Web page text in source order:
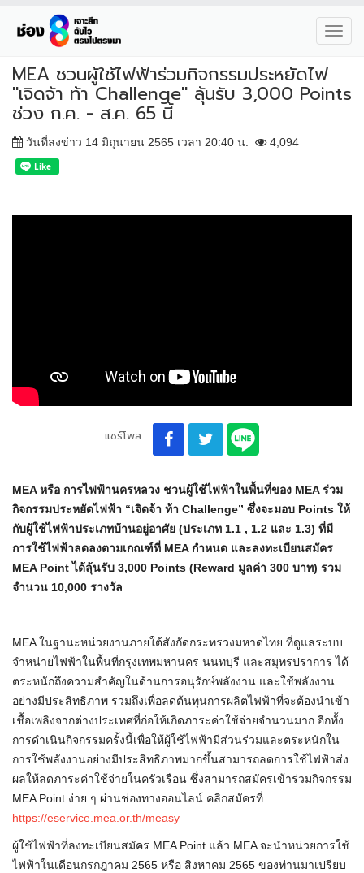
MEA ชวนผู้ใช้ไฟฟ้าร่วมกิจกรรมประหยัดไฟ
"เจิดจ้า ท้า Challenge" ลุ้นรับ 3,000 Points
ช่วง ก.ค. - ส.ค. 65 นี้
วันที่ลงข่าว 14 มิถุนายน 2565 เวลา 20:40 น. 4,094
แชร์โพส
MEA หรือ การไฟฟ้านครหลวง ชวนผู้ใช้ไฟฟ้าในพื้นที่ของ MEA ร่วม
กิจกรรมประหยัดไฟฟ้า “เจิดจ้า ท้า Challenge” ซึ่งจะมอบ Points ให้
กับผู้ใช้ไฟฟ้าประเภทบ้านอยู่อาศัย (ประเภท 1.1 , 1.2 และ 1.3) ที่มี
การใช้ไฟฟ้าลดลงตามเกณฑ์ที่ MEA กำหนด และลงทะเบียนสมัคร
MEA Point ได้ลุ้นรับ 3,000 Points (Reward มูลค่า 300 บาท) รวม
จำนวน 10,000 รางวัล
MEA ในฐานะหน่วยงานภายใต้สังกัดกระทรวงมหาดไทย ที่ดูแลระบบ
จำหน่ายไฟฟ้าในพื้นที่กรุงเทพมหานคร นนทบุรี และสมุทรปราการ ได้
ตระหนักถึงความสำคัญในด้านการอนุรักษ์พลังงาน และใช้พลังงาน
อย่างมีประสิทธิภาพ รวมถึงเพื่อลดต้นทุนการผลิตไฟฟ้าที่จะต้องนำเข้า
เชื้อเพลิงจากต่างประเทศที่ก่อให้เกิดภาระค่าใช้จ่ายจำนวนมาก อีกทั้ง
การดำเนินกิจกรรมครั้งนี้เพื่อให้ผู้ใช้ไฟฟ้ามีส่วนร่วมและตระหนักใน
การใช้พลังงานอย่างมีประสิทธิภาพมากขึ้นสามารถลดการใช้ไฟฟ้าส่ง
ผลให้ลดภาระค่าใช้จ่ายในครัวเรือน ซึ่งสามารถสมัครเข้าร่วมกิจกรรม
MEA Point ง่าย ๆ ผ่านช่องทางออนไลน์ คลิกสมัครที่
https://eservice.mea.or.th/measy
ผู้ใช้ไฟฟ้าที่ลงทะเบียนสมัคร MEA Point แล้ว MEA จะนำหน่วยการใช้
ไฟฟ้าในเดือนกรกฎาคม 2565 หรือ สิงหาคม 2565 ของท่านมาเปรียบ